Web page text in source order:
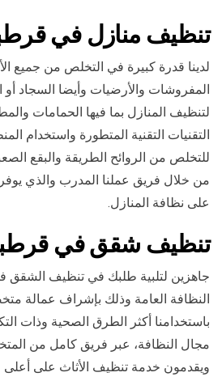
تنظيف منازل في
لدينا قدرة كبيرة في التخلص من جميع
المفروشات والأرضيات وأيضا السجاد أو
لتنظيف المنازل بما فيها الحمامات
التقنيات التقنية المتطورة واستخدام
للتخلص من الروائح الطريقة والبقع
من خلال فريق عملنا المدرب والذي
على نظافة المنازل.
تنظيف شقق في
جاهزين لتلبية طلبك في تنظيف الشقق
النظافة العامة وذلك بإشراف عمالة
باستخدامنا أكثر الطرق الصحية وذات
مجال النظافة، عبر فريق كامل من
ويقدمون خدمة تنظيف الأثاث على